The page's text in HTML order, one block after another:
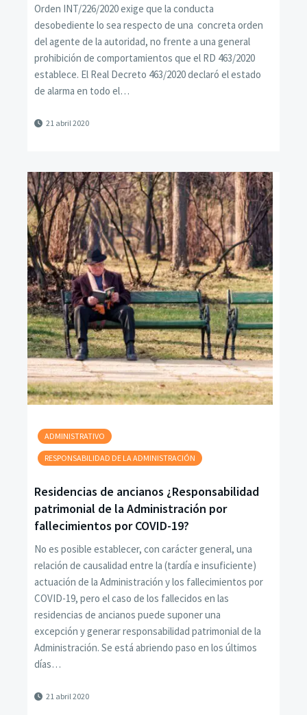
Orden INT/226/2020 exige que la conducta
desobediente lo sea respecto de una concreta orden
del agente de la autoridad, no frente a una general
prohibición de comportamientos que el RD 463/2020
establece. El Real Decreto 463/2020 declaró el estado
de alarma en todo el…
21 abril 2020
ADMINISTRATIVO
RESPONSABILIDAD DE LA ADMINISTRACIÓN
Residencias de ancianos ¿Responsabilidad
patrimonial de la Administración por
fallecimientos por COVID-19?
No es posible establecer, con carácter general, una
relación de causalidad entre la (tardía e insuficiente)
actuación de la Administración y los fallecimientos por
COVID-19, pero el caso de los fallecidos en las
residencias de ancianos puede suponer una
excepción y generar responsabilidad patrimonial de la
Administración. Se está abriendo paso en los últimos
días…
21 abril 2020